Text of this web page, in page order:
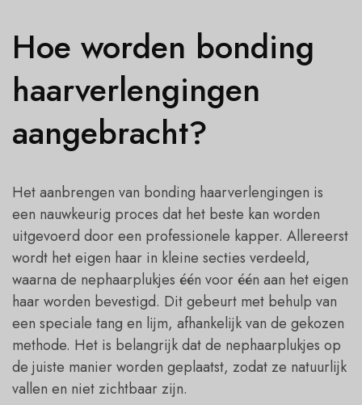
Hoe worden bonding
haarverlengingen
aangebracht?
Het aanbrengen van bonding haarverlengingen is
een nauwkeurig proces dat het beste kan worden
uitgevoerd door een professionele kapper. Allereerst
wordt het eigen haar in kleine secties verdeeld,
waarna de nephaarplukjes één voor één aan het eigen
haar worden bevestigd. Dit gebeurt met behulp van
een speciale tang en lijm, afhankelijk van de gekozen
methode. Het is belangrijk dat de nephaarplukjes op
de juiste manier worden geplaatst, zodat ze natuurlijk
vallen en niet zichtbaar zijn.